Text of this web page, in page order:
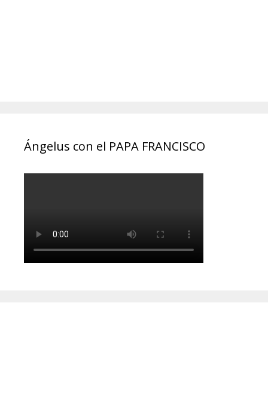
Ángelus con el PAPA FRANCISCO